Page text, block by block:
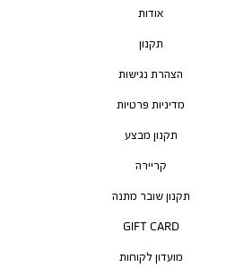
אודות
תקנון
הצהרת נגישות
מדיניות פרטיות
תקנון מבצע
קריירה
תקנון שובר מתנה
GIFT CARD
מועדון לקוחות